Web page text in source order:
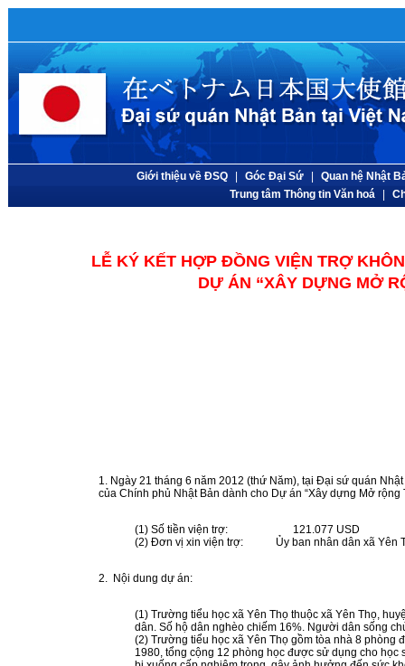
Giới thiệu về ĐSQ Góc Đại Sứ
Quan hệ Nhật
Trung tâm Thông tin Văn hoá
LỄ KÝ KẾT HỢP ĐỒNG VIỆN TRỢ
DỰ ÁN “XÂY DỰNG MỞ
1. Ngày 21 tháng 6 năm 2012 (thứ Năm), tại Đại sứ quán
của Chính phủ Nhật Bản dành cho Dự án “Xây dựng Mở
(1) Số tiền viện trợ: 121.077 USD
(2) Đơn vị xin viện trợ: Ủy ban nhân dân xã Yên
2. Nội dung dự án:
(1) Trường tiểu học xã Yên Thọ thuộc xã Yên Thọ,
dân. Số hộ dân nghèo chiếm 16%. Người dân sống
(2) Trường tiểu học xã Yên Thọ gồm tòa nhà 8
1980, tổng cộng 12 phòng học được sử dụng cho